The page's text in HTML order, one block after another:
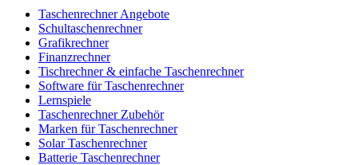
Taschenrechner Angebote
Schultaschenrechner
Grafikrechner
Finanzrechner
Tischrechner & einfache Taschenrechner
Software für Taschenrechner
Lernspiele
Taschenrechner Zubehör
Marken für Taschenrechner
Solar Taschenrechner
Batterie Taschenrechner